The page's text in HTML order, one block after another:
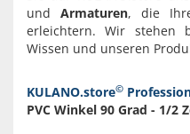
und Armaturen, die
erleichtern. Wir stehen
Wissen und unseren
KULANO.store©
PVC Winkel 90 Grad - 1/2